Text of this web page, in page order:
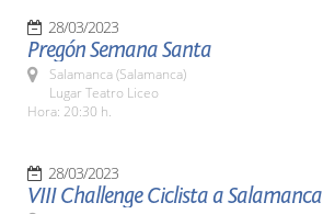
28/03/2023
Pregón Semana Santa
Salamanca (Salamanca)
Lugar Teatro Liceo
Hora: 20:30 h.
28/03/2023
VIII Challenge Ciclista a Salamanca